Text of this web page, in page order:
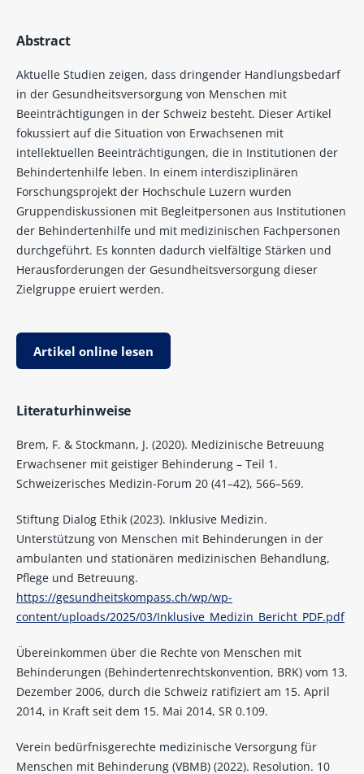
Abstract
Aktuelle Studien zeigen, dass dringender Handlungsbedarf
in der Gesundheitsversorgung von Menschen mit
Beeinträchtigungen in der Schweiz besteht. Dieser Artikel
fokussiert auf die Situation von Erwachsenen mit
intellektuellen Beeinträchtigungen, die in Institutionen der
Behindertenhilfe leben. In einem interdisziplinären
Forschungsprojekt der Hochschule Luzern wurden
Gruppendiskussionen mit Begleitpersonen aus Institutionen
der Behindertenhilfe und mit medizinischen Fachpersonen
durchgeführt. Es konnten dadurch vielfältige Stärken und
Herausforderungen der Gesundheitsversorgung dieser
Zielgruppe eruiert werden.
Artikel online lesen
Literaturhinweise
Brem, F. & Stockmann, J. (2020). Medizinische Betreuung
Erwachsener mit geistiger Behinderung – Teil 1.
Schweizerisches Medizin-Forum 20 (41–42), 566–569.
Stiftung Dialog Ethik (2023). Inklusive Medizin.
Unterstützung von Menschen mit Behinderungen in der
ambulanten und stationären medizinischen Behandlung,
Pflege und Betreuung.
https://gesundheitskompass.ch/wp/wp-
content/uploads/2025/03/Inklusive_Medizin_Bericht_PDF.pdf
Übereinkommen über die Rechte von Menschen mit
Behinderungen (Behindertenrechtskonvention, BRK) vom 13.
Dezember 2006, durch die Schweiz ratifiziert am 15. April
2014, in Kraft seit dem 15. Mai 2014, SR 0.109.
Verein bedürfnisgerechte medizinische Versorgung für
Menschen mit Behinderung (VBMB) (2022). Resolution. 10